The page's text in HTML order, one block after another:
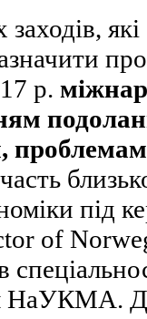
які
р.
під
of
НаУКМА.